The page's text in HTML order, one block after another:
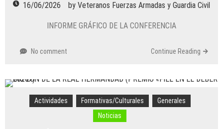
16/06/2026 by Veteranos Fuerzas Armadas y Guardia Civil
INFORME GRÁFICO DE LA CONFERENCIA
No comment Continue Reading
Actividades Formativas/Culturales
Generales
Noticias